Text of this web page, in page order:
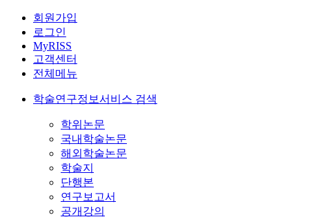
회원가입
로그인
MyRISS
고객센터
전체메뉴
학술연구정보서비스 검색
학위논문
국내학술논문
해외학술논문
학술지
단행본
연구보고서
공개강의